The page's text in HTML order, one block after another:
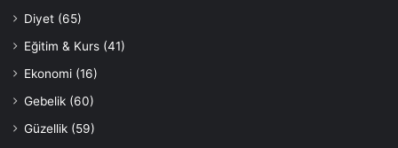
Diyet (65)
Eğitim & Kurs (41)
Ekonomi (16)
Gebelik (60)
Güzellik (59)